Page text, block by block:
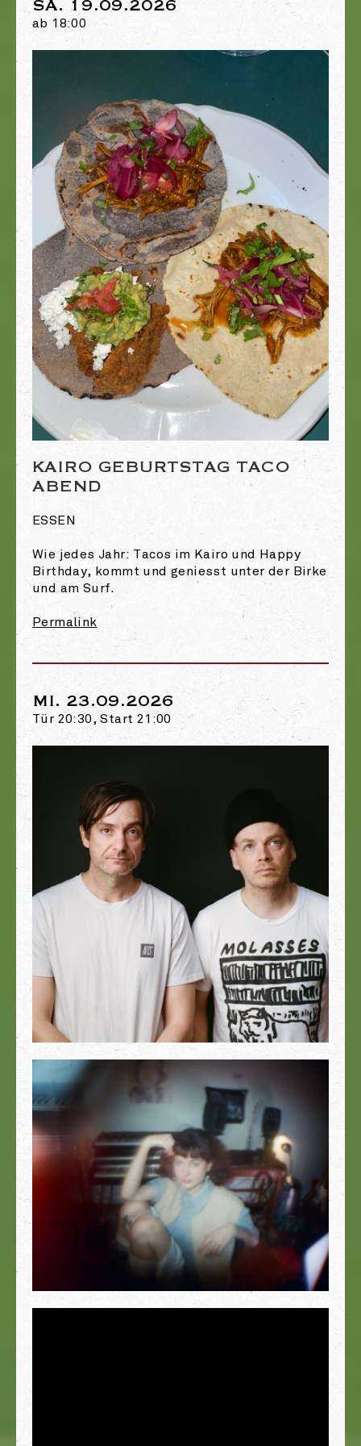
SA. 19.09.2026
ab 18:00
KAIRO GEBURTSTAG TACO
ABEND
ESSEN
Wie jedes Jahr: Tacos im Kairo und Happy
Birthday, kommt und geniesst unter der Birke
und am Surf.
Permalink
MI. 23.09.2026
Tür 20:30, Start 21:00